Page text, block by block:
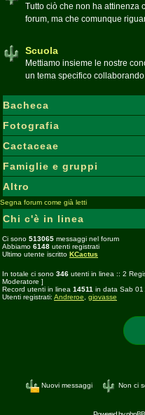
Tutto ciò che non ha attinenza
forum, ma che comunque
Moderatore
Scuola
Mettiamo insieme le nostre
un tema specifico collaborando
cactofilo
Bacheca
Fotografia
Cactaceae
Famiglie e gruppi
Altro
Segna forum come già letti
Chi c'è in linea
Ci sono 513065 messaggi nel forum
Abbiamo 6148 utenti registrati
Ultimo utente iscritto KCactus
In totale ci sono 346 utenti in linea :: 2
Moderatore ]
Record utenti in linea 14511 in data Sab 01
Utenti registrati: Andreroe giovasse
Nuovi messaggi Non ci